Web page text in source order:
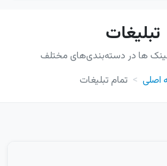
تبلیغات
ها در دسته‌بندی‌های مختلف
اصلی
تمام تبلیغات